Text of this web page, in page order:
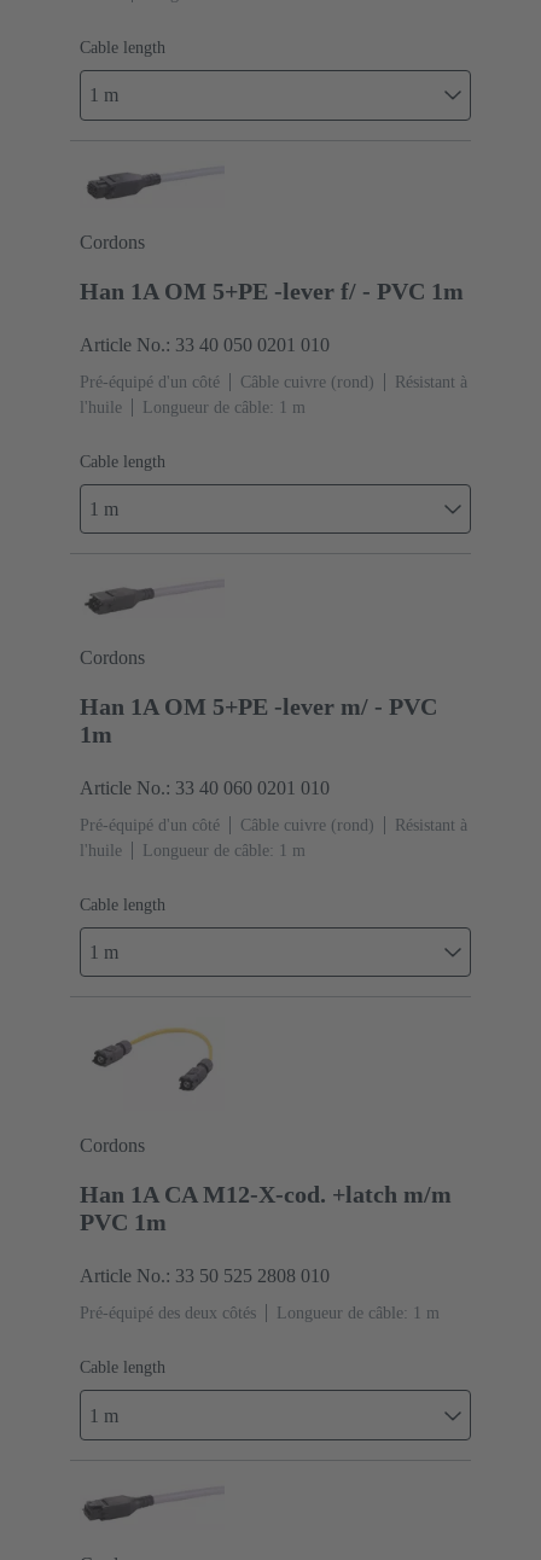
Cable length
1 m
Cordons
Han 1A OM 5+PE -lever f/ - PVC 1m
Article No.: 33 40 050 0201 010
Pré-équipé d'un côté Câble cuivre (rond)
Résistant à
l'huile
Longueur de câble: 1 m
Cable length
1 m
Cordons
Han 1A OM 5+PE -lever m/ - PVC
1m
Article No.: 33 40 060 0201 010
Pré-équipé d'un côté Câble cuivre (rond)
Résistant à
l'huile
Longueur de câble: 1 m
Cable length
1 m
Cordons
Han 1A CA M12-X-cod. +latch m/m
PVC 1m
Article No.: 33 50 525 2808 010
Pré-équipé des deux côtés Longueur de câble: 1 m
Cable length
1 m